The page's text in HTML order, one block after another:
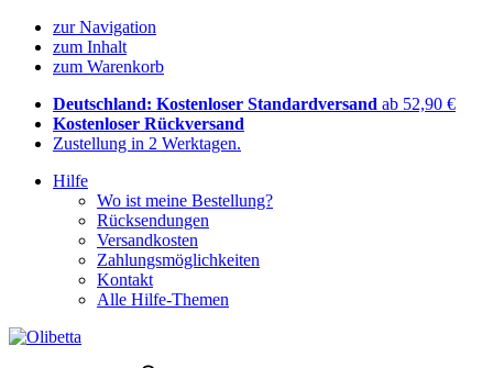
zur Navigation
zum Inhalt
zum Warenkorb
Deutschland: Kostenloser Standardversand ab 52,90 €
Kostenloser Rückversand
Zustellung in 2 Werktagen.
Hilfe
Wo ist meine Bestellung?
Rücksendungen
Versandkosten
Zahlungsmöglichkeiten
Kontakt
Alle Hilfe-Themen